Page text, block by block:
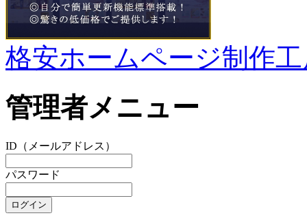
格安ホームページ制作
管理者メニュー
ID（メールアドレス）
パスワード